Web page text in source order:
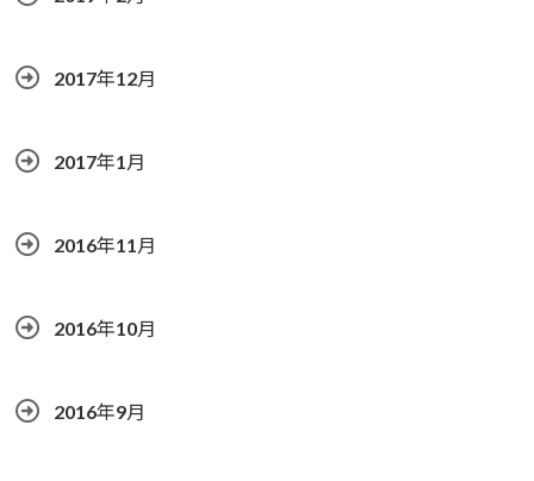
2017年12月
2017年1月
2016年11月
2016年10月
2016年9月